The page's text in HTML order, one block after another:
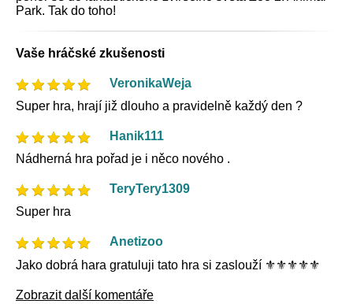
Park. Tak do toho!
Vaše hráčské zkušenosti
VeronikaWeja
Super hra, hrají již dlouho a pravidelně každý den ?
Hanik111
Nádherná hra pořad je i něco nového .
TeryTery1309
Super hra
Anetizoo
Jako dobrá hara gratuluji tato hra si zaslouží ⚜️⚜️⚜️⚜️⚜️
Zobrazit další komentáře